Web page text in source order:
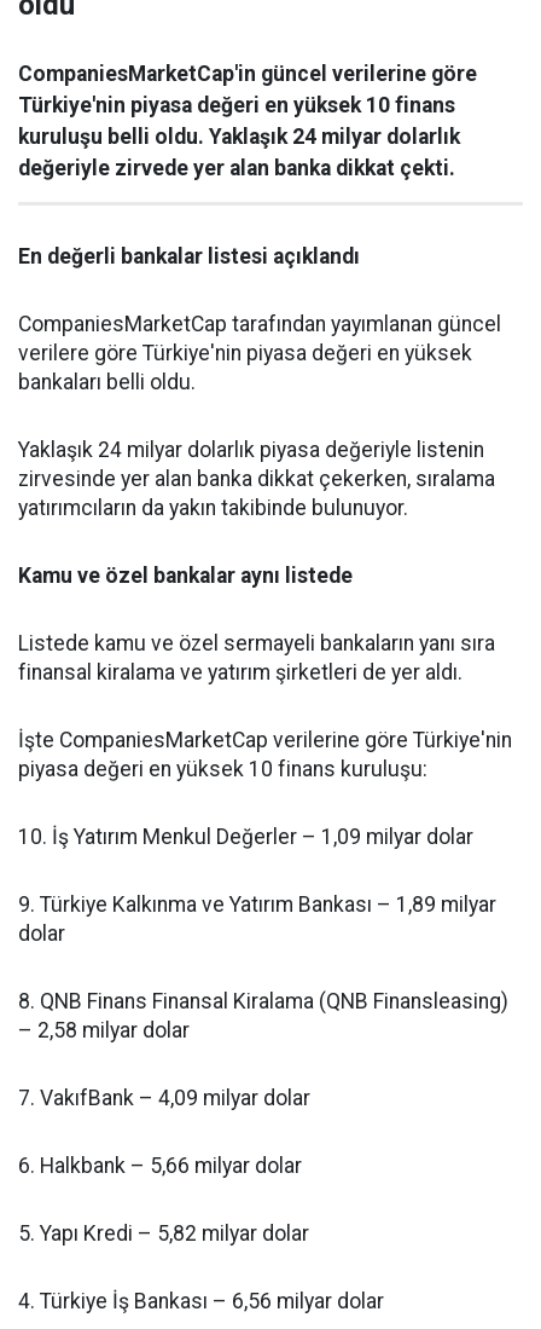
CompaniesMarketCap'in güncel verilerine göre
Türkiye'nin piyasa değeri en yüksek 10 finans
kuruluşu belli oldu. Yaklaşık 24 milyar dolarlık
değeriyle zirvede yer alan banka dikkat çekti.
En değerli bankalar listesi açıklandı
CompaniesMarketCap tarafından yayımlanan güncel
verilere göre Türkiye'nin piyasa değeri en yüksek
bankaları belli oldu.
Yaklaşık 24 milyar dolarlık piyasa değeriyle listenin
zirvesinde yer alan banka dikkat çekerken, sıralama
yatırımcıların da yakın takibinde bulunuyor.
Kamu ve özel bankalar aynı listede
Listede kamu ve özel sermayeli bankaların yanı sıra
finansal kiralama ve yatırım şirketleri de yer aldı.
İşte CompaniesMarketCap verilerine göre Türkiye'nin
piyasa değeri en yüksek 10 finans kuruluşu:
10. İş Yatırım Menkul Değerler – 1,09 milyar dolar
9. Türkiye Kalkınma ve Yatırım Bankası – 1,89 milyar
dolar
8. QNB Finans Finansal Kiralama (QNB Finansleasing)
– 2,58 milyar dolar
7. VakıfBank – 4,09 milyar dolar
6. Halkbank – 5,66 milyar dolar
5. Yapı Kredi – 5,82 milyar dolar
4. Türkiye İş Bankası – 6,56 milyar dolar